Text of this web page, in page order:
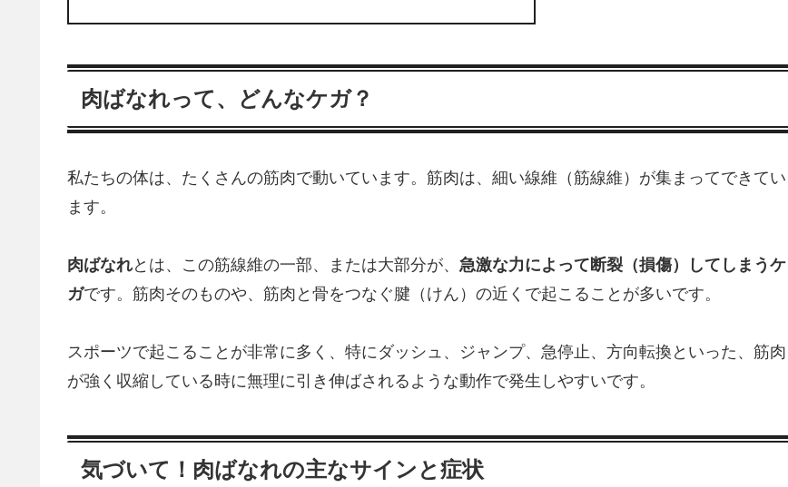
肉ばなれって、どんなケガ？
私たちの体は、たくさんの筋肉で動いています。筋肉は、細い線維（筋線維）が集まってできてい
ます。
肉ばなれとは、この筋線維の一部、または大部分が、 急激な力によって断裂（損傷）してしまうケ
ガです。筋肉そのものや、筋肉と骨をつなぐ腱（けん）の近くで起こることが多いです。
スポーツで起こることが非常に多く、特にダッシュ、ジャンプ、急停止、方向転換といった、筋肉
が強く収縮している時に無理に引き伸ばされるような動作で発生しやすいです。
気づいて！肉ばなれの主なサインと症状